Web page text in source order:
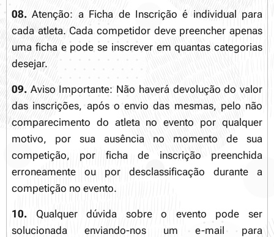
08.Atenção: a Ficha de Inscrição é individual para
cada atleta. Cada competidor deve preencher apenas
uma ficha e pode se inscrever em quantas categorias
desejar.
09. Aviso Importante: Não haverá devolução do valor
das inscrições, após o envio das mesmas, pelo não
comparecimento do atleta no evento por qualquer
motivo, por sua ausência no momento de sua
competição, por ficha de inscrição preenchida
erroneamente ou por desclassificação durante a
competição no evento.
10. Qualquer dúvida sobre o evento pode ser
solucionada enviando-nos um e-mail para